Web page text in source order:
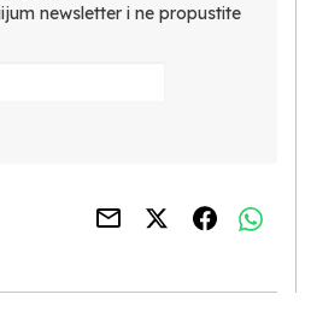
newsletter i ne propustite